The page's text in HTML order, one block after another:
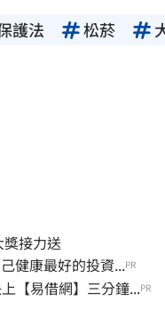
護法 松菸
接力送
健康最好的投資...PR
【易借網】三分鐘...PR